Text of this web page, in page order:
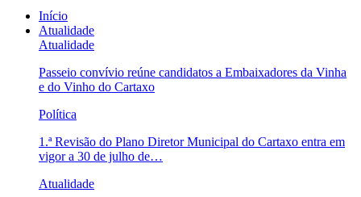
Início
Atualidade
Atualidade
Passeio convívio reúne candidatos a Embaixadores da Vinha
e do Vinho do Cartaxo
Política
1.ª Revisão do Plano Diretor Municipal do Cartaxo entra em
vigor a 30 de julho de…
Atualidade